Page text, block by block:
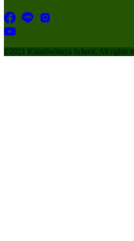
©2021 Kularbwittaya School, All rights